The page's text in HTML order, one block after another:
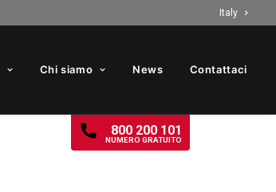
Italy
Chi siamo News Contattaci
800 200 101
NUMERO GRATUITO